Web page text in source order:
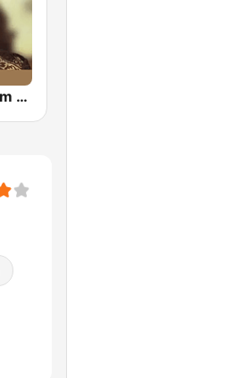
Umm Kolthoum راديو أم كلثوم